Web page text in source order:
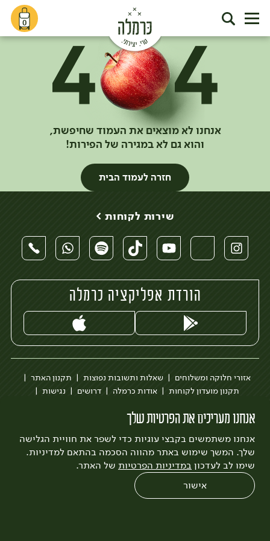
0
אנחנו לא מוצאים את העמוד שחיפשת,
והוא גם לא במגירה של הפירות!
חזרה לעמוד הבית
אנחנו מעריכים את הפרטיות שלך
אנחנו משתמשים בקבצי עוגיות כדי לשפר את חוויית הגלישה
שלך. המשך שימוש באתר מהווה הסכמה בהתאם למדיניות.
שימו לב לעדכון במדיניות הפרטיות של האתר.
אישור
שירות לקוחות >
הורדת אפליקציה כרמלה
אזורי חלוקה ומשלוחים שאלות ותשובות נפוצות
תקנון האתר
תקנון מועדון לקוחות
אודות כרמלה דרושים
נגישות
לצפייה בעדכון מדיניות פרטיות
עיצוב:3bears פיתוח:Quatro